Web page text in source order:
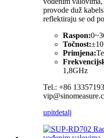
provode duž
reflektiraju se od
Raspon:
Točnost:
Primjena:
1,8GHz
Tel.: +86
upitdetalj